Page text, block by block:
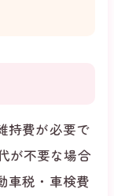
持費が必要で
が不要な場合
車税・車検費